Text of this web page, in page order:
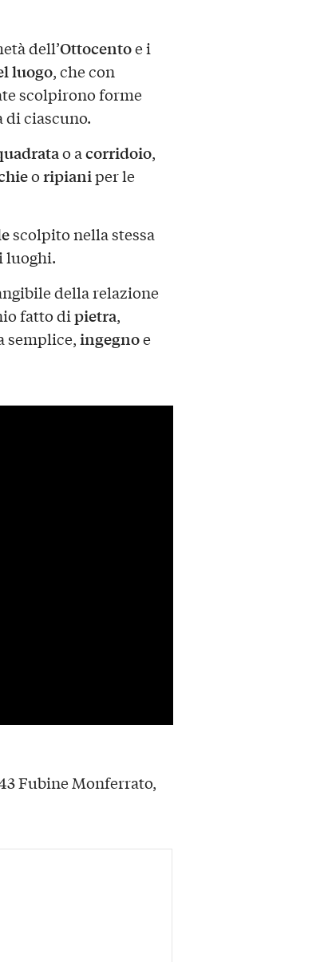
dell’Ottocentoe i
luogo, che con
scolpirono forme
di ciascuno.
o acorridoio,
oripianiper le
scolpito nella stessa
luoghi.
della relazione
fatto dipietra,
semplice,ingegnoe
Fubine Monferrato,